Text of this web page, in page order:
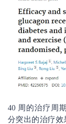
40 周的治疗周
分突出的治疗效